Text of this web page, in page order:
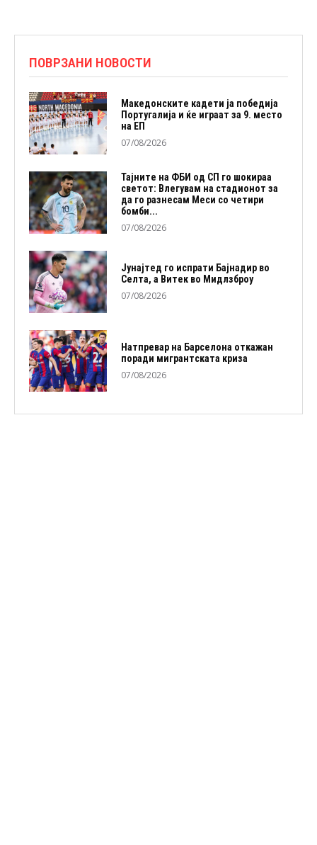
ПОВРЗАНИ НОВОСТИ
Македонските кадети ја победија
Португалија и ќе играат за 9. место
на ЕП
07/08/2026
Тајните на ФБИ од СП го шокираа
светот: Влегувам на стадионот за
да го разнесам Меси со четири
бомби...
07/08/2026
Јунајтед го испрати Бајнадир во
Селта, а Витек во Мидлзброу
07/08/2026
Натпревар на Барселона откажан
поради мигрантската криза
07/08/2026